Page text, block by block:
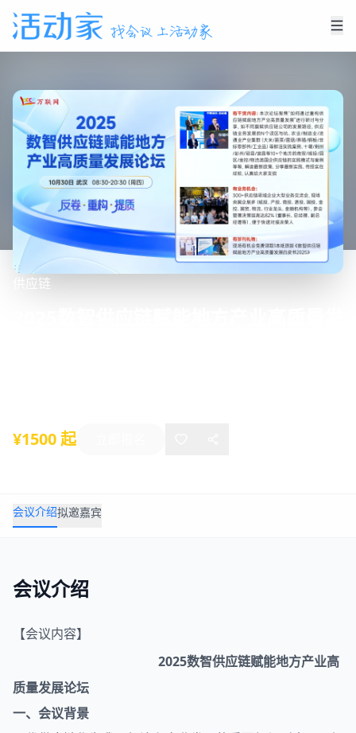
供应链
¥1500 起
会议介绍拟邀嘉宾
会议介绍
【会议内容】
2025数智供应链赋能地方产业高
质量发展论坛
一、会议背景